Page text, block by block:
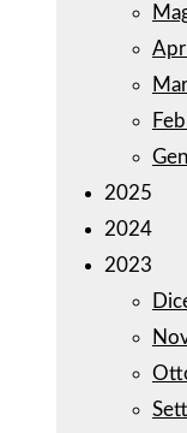
2025
2024
2023